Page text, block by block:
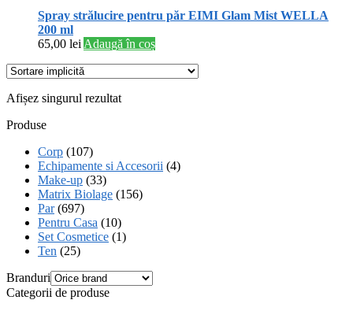
Spray strălucire pentru păr EIMI Glam Mist WELLA
200 ml
65,00 lei Adaugă în coș
Afișez singurul rezultat
Produse
Corp (107)
Echipamente si Accesorii (4)
Make-up (33)
Matrix Biolage (156)
Par (697)
Pentru Casa (10)
Set Cosmetice (1)
Ten (25)
Branduri
Categorii de produse